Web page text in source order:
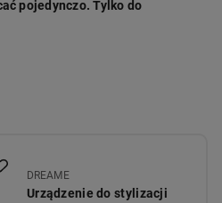
pojedynczo. Tylko do
DREAME
Urządzenie do stylizacji